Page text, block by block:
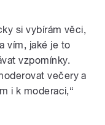
si vybírám věci,
vím, jaké je to
vzpomínky.
večery a
i k moderaci,“